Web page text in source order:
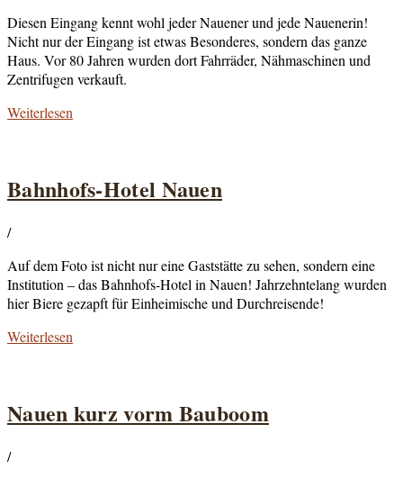
Diesen Eingang kennt wohl jeder Nauener und jede Nauenerin!
Nicht nur der Eingang ist etwas Besonderes, sondern das ganze
Haus. Vor 80 Jahren wurden dort Fahrräder, Nähmaschinen und
Zentrifugen verkauft.
Weiterlesen
Bahnhofs-Hotel Nauen
/
Auf dem Foto ist nicht nur eine Gaststätte zu sehen, sondern eine
Institution – das Bahnhofs-Hotel in Nauen! Jahrzehntelang wurden
hier Biere gezapft für Einheimische und Durchreisende!
Weiterlesen
Nauen kurz vorm Bauboom
/